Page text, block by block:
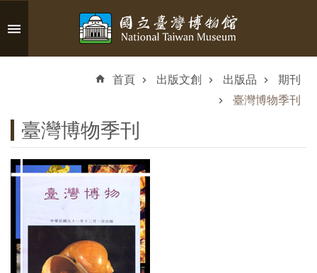
跳到主要內容區塊
認
識
首頁 出版文創 出版品
期刊
臺灣博物季刊
臺灣博物季刊